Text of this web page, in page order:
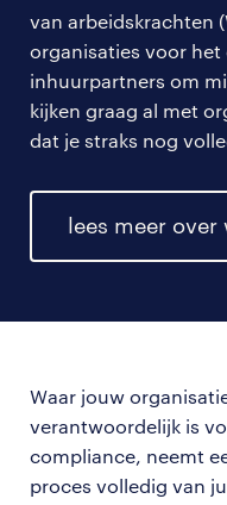
van arbeidskrachten
organisaties voor
inhuurpartners om
kijken graag al met
dat je straks nog
lees meer over
Waar jouw
verantwoordelijk is
compliance, neemt
proces volledig van